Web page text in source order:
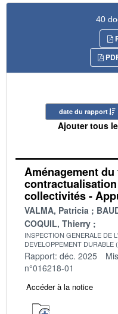
40
date du rapport
Ajouter tous
Aménagement
collectivités -
VALMA, Patricia
COQUIL, Thierry
INSPECTION GENERALE DE
DEVELOPPEMENT DURABLE
Rapport: déc. 2025
n°016218-01
Accéder à la notice